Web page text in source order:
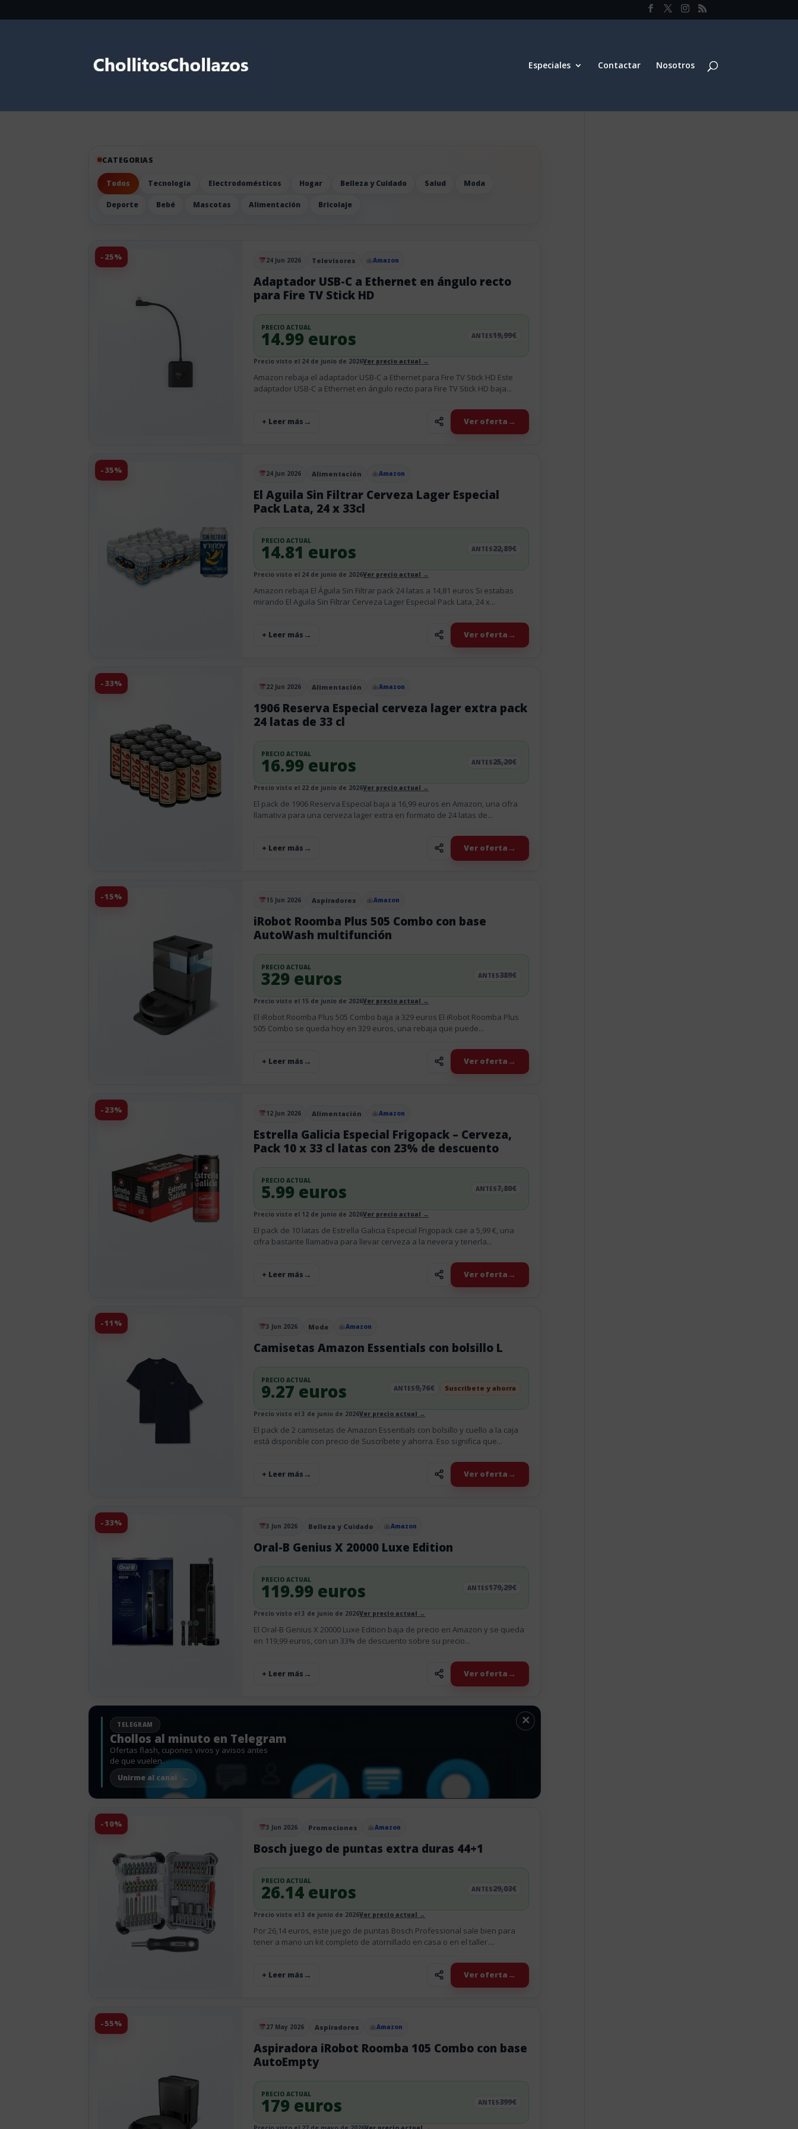
Especiales Contactar Nosotros
CATEGORIAS
Todos Tecnología Electrodomésticos Hogar Belleza y Cuidado Salud Moda
Deporte Bebé Mascotas Alimentación Bricolaje
-25%
Publicado el
24 Jun 2026 Televisores Amazon
Adaptador USB-C a Ethernet en ángulo recto
para Fire TV Stick HD
PRECIO ACTUAL
14.99 euros ANTES19,99€
Precio visto el 24 de junio de 2026Ver precio actual →
Amazon rebaja el adaptador USB-C a Ethernet para Fire TV Stick HD Este
adaptador USB-C a Ethernet en ángulo recto para Fire TV Stick HD baja...
+ Leer más Ver oferta
-35%
Publicado el
24 Jun 2026 Alimentación Amazon
El Aguila Sin Filtrar Cerveza Lager Especial
Pack Lata, 24 x 33cl
PRECIO ACTUAL
14.81 euros ANTES22,89€
Precio visto el 24 de junio de 2026Ver precio actual →
Amazon rebaja El Águila Sin Filtrar pack 24 latas a 14,81 euros Si estabas
mirando El Aguila Sin Filtrar Cerveza Lager Especial Pack Lata, 24 x...
+ Leer más Ver oferta
-33%
Publicado el
22 Jun 2026 Alimentación Amazon
1906 Reserva Especial cerveza lager extra pack
24 latas de 33 cl
PRECIO ACTUAL
16.99 euros ANTES25,20€
Precio visto el 22 de junio de 2026Ver precio actual →
El pack de 1906 Reserva Especial baja a 16,99 euros en Amazon, una cifra
llamativa para una cerveza lager extra en formato de 24 latas de...
+ Leer más Ver oferta
-15%
Publicado el
15 Jun 2026 Aspiradores Amazon
iRobot Roomba Plus 505 Combo con base
AutoWash multifunción
PRECIO ACTUAL
329 euros ANTES389€
Precio visto el 15 de junio de 2026Ver precio actual →
El iRobot Roomba Plus 505 Combo baja a 329 euros El iRobot Roomba Plus
505 Combo se queda hoy en 329 euros, una rebaja que puede...
+ Leer más Ver oferta
-23%
Publicado el
12 Jun 2026 Alimentación Amazon
Estrella Galicia Especial Frigopack – Cerveza,
Pack 10 x 33 cl latas con 23% de descuento
PRECIO ACTUAL
5.99 euros ANTES7,80€
Precio visto el 12 de junio de 2026Ver precio actual →
El pack de 10 latas de Estrella Galicia Especial Frigopack cae a 5,99 €, una
cifra bastante llamativa para llevar cerveza a la nevera y tenerla...
+ Leer más Ver oferta
-11%
Publicado el
3 Jun 2026 Moda Amazon
Camisetas Amazon Essentials con bolsillo L
PRECIO ACTUAL
9.27 euros ANTES9,76€ Suscribete y ahorra
Precio visto el 3 de junio de 2026Ver precio actual →
El pack de 2 camisetas de Amazon Essentials con bolsillo y cuello a la caja
está disponible con precio de Suscríbete y ahorra. Eso significa que...
+ Leer más Ver oferta
-33%
Publicado el
3 Jun 2026 Belleza y Cuidado Amazon
Oral-B Genius X 20000 Luxe Edition
PRECIO ACTUAL
119.99 euros ANTES179,29€
Precio visto el 3 de junio de 2026Ver precio actual →
El Oral-B Genius X 20000 Luxe Edition baja de precio en Amazon y se queda
en 119,99 euros, con un 33% de descuento sobre su precio...
+ Leer más Ver oferta
×
TELEGRAM
Chollos al minuto en Telegram
Ofertas flash, cupones vivos y avisos antes
de que vuelen.
Unirme al canal
-10%
Publicado el
3 Jun 2026 Promociones Amazon
Bosch juego de puntas extra duras 44+1
PRECIO ACTUAL
26.14 euros ANTES29,03€
Precio visto el 3 de junio de 2026Ver precio actual →
Por 26,14 euros, este juego de puntas Bosch Professional sale bien para
tener a mano un kit completo de atornillado en casa o en el taller....
+ Leer más Ver oferta
-55%
Publicado el
27 May 2026 Aspiradores Amazon
Aspiradora iRobot Roomba 105 Combo con base
AutoEmpty
PRECIO ACTUAL
179 euros ANTES399€